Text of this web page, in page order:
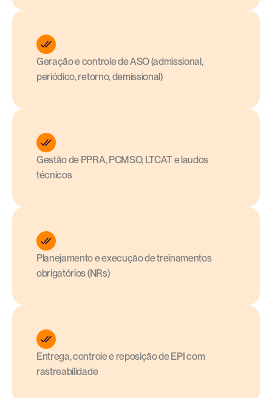
Geração e controle de ASO (admissional,
periódico, retorno, demissional)
Gestão de PPRA, PCMSO, LTCAT e laudos
técnicos
Planejamento e execução de treinamentos
obrigatórios (NRs)
Entrega, controle e reposição de EPI com
rastreabilidade